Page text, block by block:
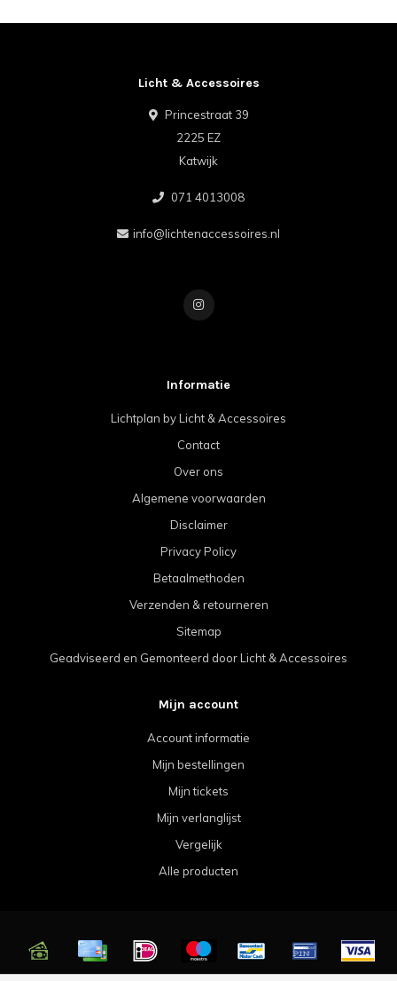
Licht & Accessoires
Princestraat 39
2225 EZ
Katwijk
071 4013008
info@lichtenaccessoires.nl
Informatie
Lichtplan by Licht & Accessoires
Contact
Over ons
Algemene voorwaarden
Disclaimer
Privacy Policy
Betaalmethoden
Verzenden & retourneren
Sitemap
Geadviseerd en Gemonteerd door Licht & Accessoires
Mijn account
Account informatie
Mijn bestellingen
Mijn tickets
Mijn verlanglijst
Vergelijk
Alle producten